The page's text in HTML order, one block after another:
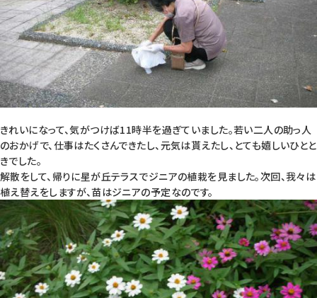
きれいになって、気がつけば11時半を過ぎていました。若い二人の助っ人
のおかげで、仕事はたくさんできたし、元気は貰えたし、とても嬉しいひとと
きでした。
解散をして、帰りに星が丘テラスでジニアの植栽を見ました。次回、我々は
植え替えをしますが、苗はジニアの予定なのです。